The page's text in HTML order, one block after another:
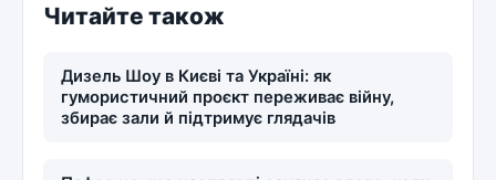
Читайте також
Дизель Шоу в Києві та Україні: як
гумористичний проєкт переживає війну,
збирає зали й підтримує глядачів